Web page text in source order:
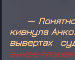
—
кивнула
вывертах
вихре